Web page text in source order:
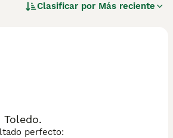
anchas y bien separadas. Su
a cuidados, requieren un
un cepillado excesivo. La raza es
relevantes incluyen "german rex",
Clasificar por Más reciente
perfecto: